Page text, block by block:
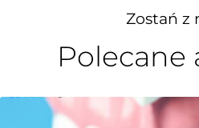
Zostań z
Polecane